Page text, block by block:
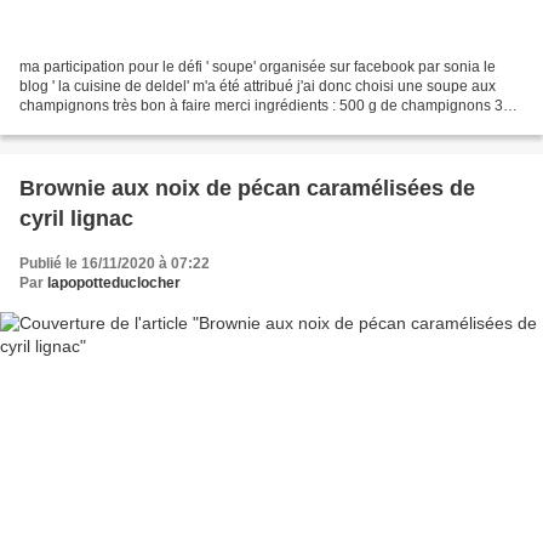
ma participation pour le défi ' soupe' organisée sur facebook par sonia le
blog ' la cuisine de deldel' m'a été attribué j'ai donc choisi une soupe aux
champignons très bon à faire merci ingrédients : 500 g de champignons 3
Brownie aux noix de pécan caramélisées de
cyril lignac
Publié le 16/11/2020 à 07:22
Par lapopotteduclocher